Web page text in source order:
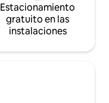
Estacionamiento
gratuito en las
instalaciones